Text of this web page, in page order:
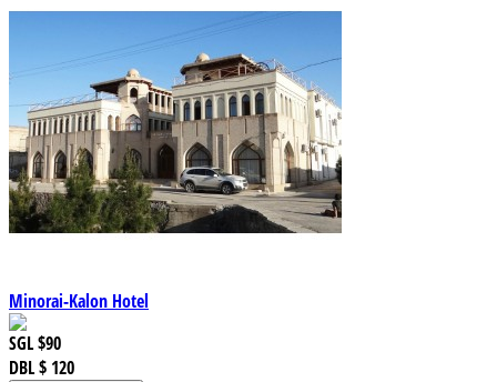
Minorai-Kalon Hotel
SGL$90
DBL$ 120